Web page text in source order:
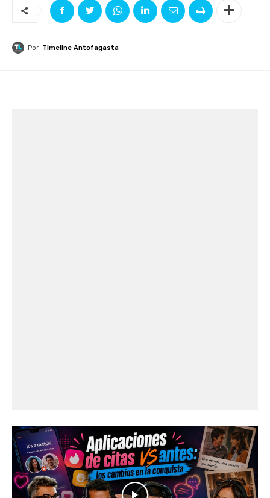
Por Timeline Antofagasta